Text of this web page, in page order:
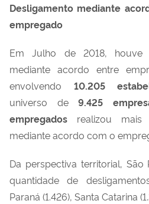
Desligamento mediante
empregado
Em Julho de 2018, houve
mediante acordo entre
envolvendo 10.205
universo de9.425
empregados realizou mais
mediante acordo com o
Da perspectiva territorial,
quantidade de
Paraná (1.426), Santa Catarina